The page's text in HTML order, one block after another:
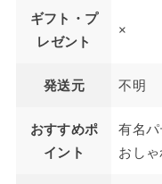
ギフト・プ
レゼント
×
発送元 不明
おすすめポ
イント
有名パ
おし